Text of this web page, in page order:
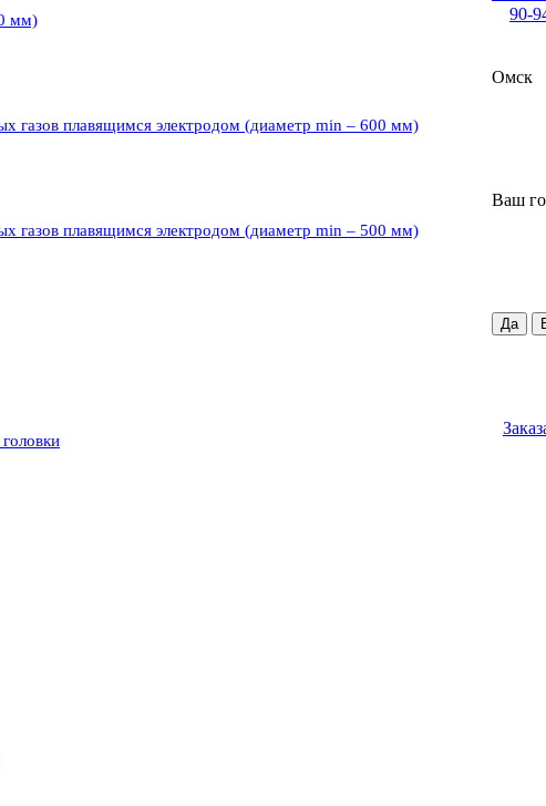
мм)
газов плавящимся электродом (диаметр min – 600 мм)
газов плавящимся электродом (диаметр min – 500 мм)
90-
Омск
Ваш
Да